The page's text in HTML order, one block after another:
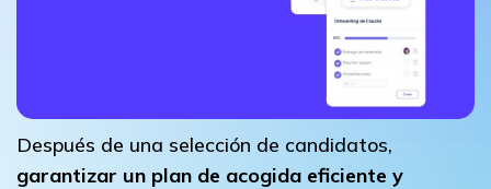
Después de una selección de candidatos,
garantizar un plan de acogida eficiente y